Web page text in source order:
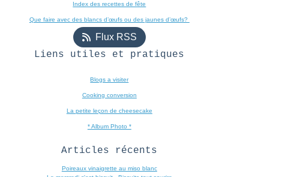
Index des recettes de fête
Que faire avec des blancs d’œufs ou des jaunes d’œufs?
Flux RSS
Liens utiles et pratiques
Blogs a visiter
Cooking conversion
La petite leçon de cheesecake
* Album Photo *
Articles récents
Poireaux vinaigrette au miso blanc